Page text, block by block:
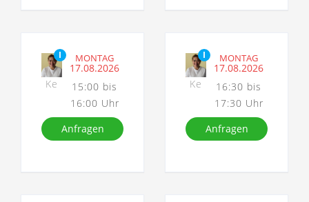
I
Ke
MONTAG
17.08.2026
15:00 bis
16:00 Uhr
Anfragen
I
Ke
MONTAG
17.08.2026
16:30 bis
17:30 Uhr
Anfragen